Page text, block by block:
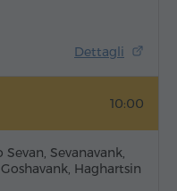
Dettagli
10:00
Sevanavank,
Haghartsin